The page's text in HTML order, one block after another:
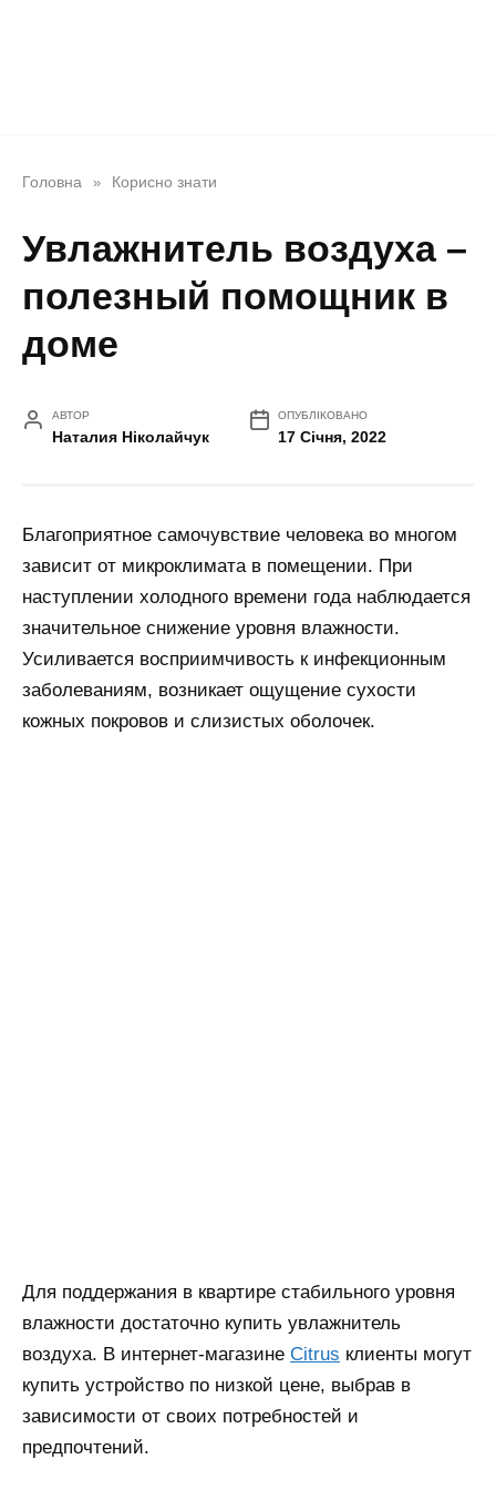
Головна » Корисно знати
Увлажнитель воздуха –
полезный помощник в
доме
АВТОР
Наталия Ніколайчук
ОПУБЛІКОВАНО
17 Січня, 2022
Благоприятное самочувствие человека во многом
зависит от микроклимата в помещении. При
наступлении холодного времени года наблюдается
значительное снижение уровня влажности.
Усиливается восприимчивость к инфекционным
заболеваниям, возникает ощущение сухости
кожных покровов и слизистых оболочек.
Для поддержания в квартире стабильного уровня
влажности достаточно купить увлажнитель
воздуха. В интернет-магазине Citrus клиенты могут
купить устройство по низкой цене, выбрав в
зависимости от своих потребностей и
предпочтений.